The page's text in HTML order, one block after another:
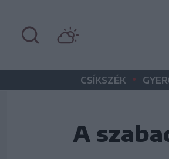
CSÍKSZÉK •
A